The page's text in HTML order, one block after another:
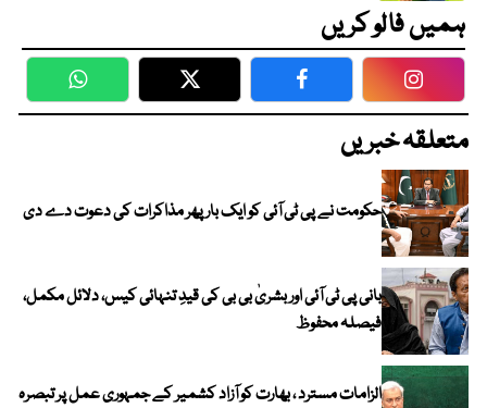
ہمیں فالو کریں
WhatsApp Twitter Facebook
متعلقہ خبریں
حکومت نے پی ٹی آئی کو ایک بارپھر مذاکرات کی دعوت دے دی
بانی پی ٹی آئی اور بشریٰ بی بی کی قیدِ تنہائی کیس، دلائل مکمل،
فیصلہ محفوظ
الزامات مسترد ، بھارت کو آزاد کشمیر کے جمہوری عمل پر تبصرہ